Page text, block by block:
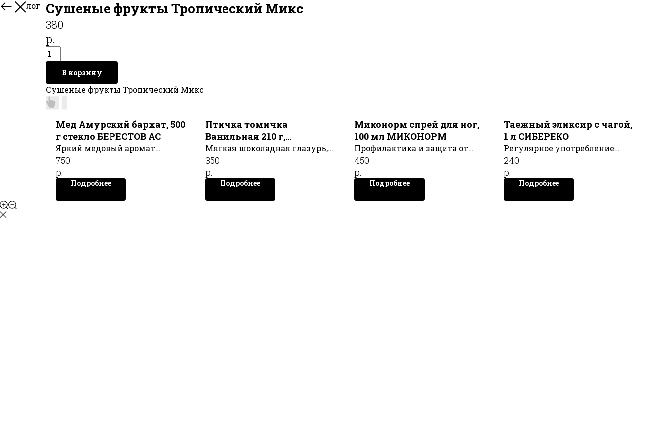
В каталог Сушеные фрукты Тропический Микс
380
р.
В корзину
Сушеные фрукты Тропический Микс
Мед Амурский бархат, 500
г стекло БЕРЕСТОВ АС
Яркий медовый аромат
Амурского Бархата
сплетается из множества
цветочных нот, вкус обладает
750
р.
Подробнее
Птичка томичка
Ванильная 210 г,
ТЕРРИТОРИЯ ТАЙГИ
Мягкая шоколадная глазурь, а
внутри - нежнейшее суфле со
вкусом ванили. Конфеты со
вкусом ванили, которым нет
350
р.
Подробнее
Миконорм спрей для ног,
100 мл МИКОНОРМ
Профилактика и защита от
грибка Спрей для ног, 100 мл
МИКОНОРМ
450
р.
Подробнее
Таежный эликсир с чагой,
1 л СИБЕРЕКО
Регулярное употребление
Таёжного эликсира с чагой
обеспечит Вам надежную
защиту от недугов и подарит
240
р.
Подробнее